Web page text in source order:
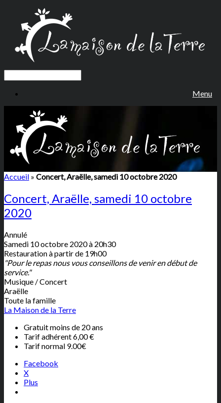
Menu
Accueil » Concert, Araëlle, samedi 10 octobre 2020
Concert, Araëlle, samedi 10 octobre
2020
Annulé
Samedi 10 octobre 2020 à 20h30
Restauration à partir de 19h00
"Pour le repas nous vous conseillons de venir en début de
service."
Musique / Concert
Araëlle
Toute la famille
La Maison de la Terre
Gratuit moins de 20 ans
Tarif adhérent 6,00 €
Tarif normal 9.00€
Facebook
X
Plus